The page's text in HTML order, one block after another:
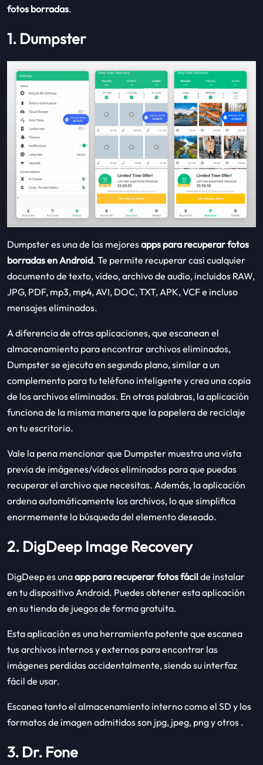
fotos borradas.
1. Dumpster
Dumpster es una de las mejoresapps para recuperar fotos
borradas en Android. Te permite recuperar casi cualquier
documento de texto, video, archivo de audio, incluidos RAW,
JPG, PDF, mp3, mp4, AVI, DOC, TXT, APK, VCF e incluso
mensajes eliminados.
A diferencia de otras aplicaciones, que escanean el
almacenamiento para encontrar archivos eliminados,
Dumpster se ejecuta en segundo plano, similar a un
complemento para tu teléfono inteligente y crea una copia
de los archivos eliminados. En otras palabras, la aplicación
funciona de la misma manera que la papelera de reciclaje
en tu escritorio.
Vale la pena mencionar que Dumpster muestra una vista
previa de imágenes/videos eliminados para que puedas
recuperar el archivo que necesitas. Además, la aplicación
ordena automáticamente los archivos, lo que simplifica
enormemente la búsqueda del elemento deseado.
2. DigDeep Image Recovery
DigDeep es unaapp para recuperar fotos fácilde instalar
en tu dispositivo Android. Puedes obtener esta aplicación
en su tienda de juegos de forma gratuita.
Esta aplicación es una herramienta potente que escanea
tus archivos internos y externos para encontrar las
imágenes perdidas accidentalmente, siendo su interfaz
fácil de usar.
Escanea tanto el almacenamiento interno como el SD y los
formatos de imagen admitidos son jpg, jpeg, png y otros .
3. Dr. Fone